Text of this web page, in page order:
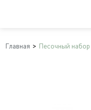
Главная Песочный набор